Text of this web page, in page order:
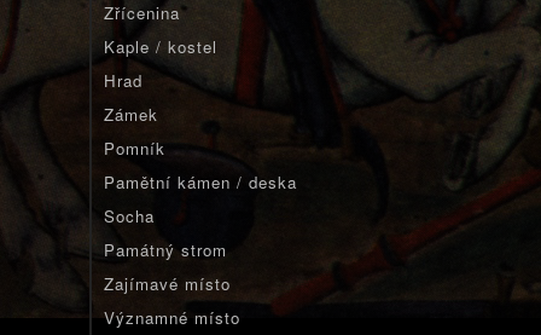
Zřícenina
Kaple / kostel
Hrad
Zámek
Pomník
Pamětní kámen / deska
Socha
Památný strom
Zajímavé místo
Významné místo